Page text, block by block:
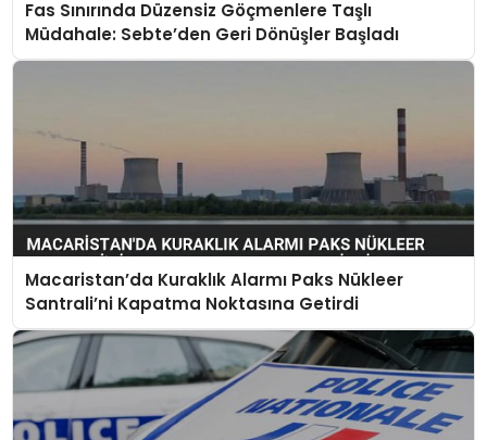
Fas Sınırında Düzensiz Göçmenlere Taşlı
Müdahale: Sebte’den Geri Dönüşler Başladı
Macaristan’da Kuraklık Alarmı Paks Nükleer
Santrali’ni Kapatma Noktasına Getirdi